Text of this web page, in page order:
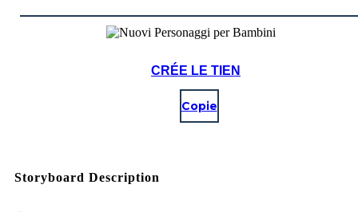
CRÉE LE TIEN
Copie
Storyboard Description